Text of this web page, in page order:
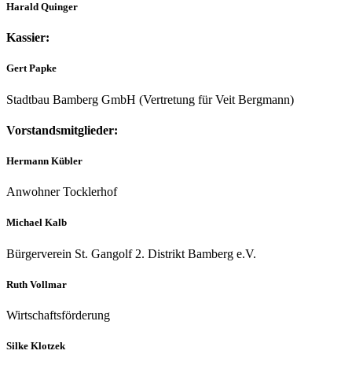
Harald Quin­ger
Kas­sier:
Gert Papke
Stadt­bau Bam­berg GmbH (Ver­tre­tung für Veit Bergmann)
Vorstandsmitglieder:
Hermann Kübler
Anwohner Tocklerhof
Michael Kalb
Bürgerverein St. Gangolf 2. Distrikt Bamberg e.V.
Ruth Voll­mar
Wirtschaftsförderung
Silke Klotzek